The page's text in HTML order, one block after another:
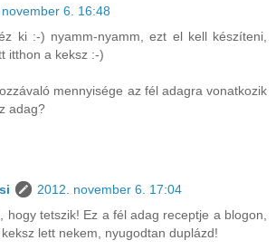
6. 16:48
ki :-) nyamm-nyamm, ezt el kell készíteni,
itthon a keksz :-)
mennyisége az fél adagra vonatkozik
adag?
2012. november 6. 17:04
hogy tetszik! Ez a fél adag receptje a blogon,
lett nekem, nyugodtan duplázd!